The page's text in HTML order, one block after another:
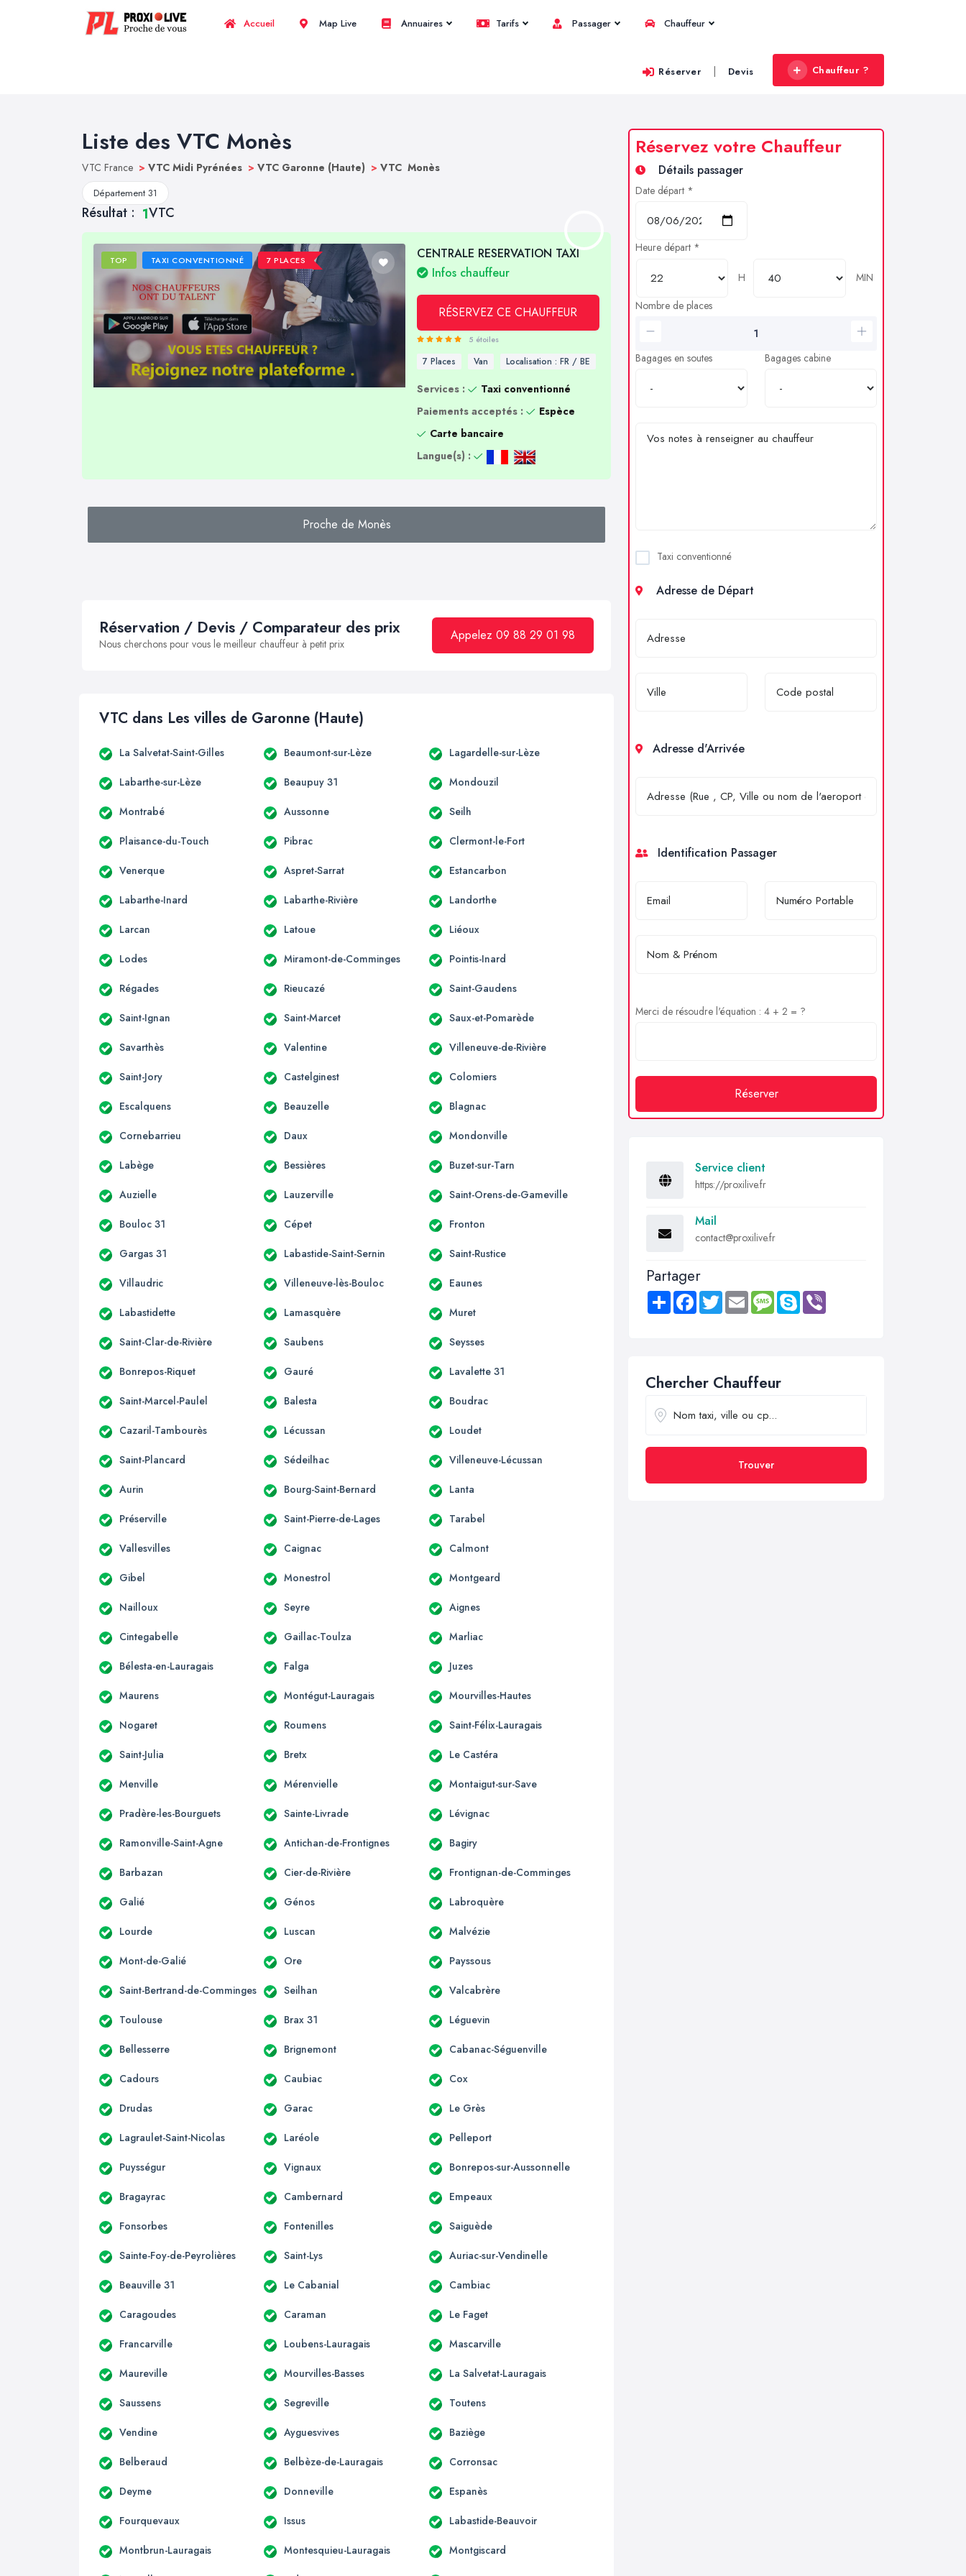
Accueil Map Live Annuaires Tarifs Passager Chauffeur
Réserver | Devis Chauffeur ?
Liste des VTC Monès
VTC France > VTC Midi Pyrénées > VTC Garonne (Haute) > VTC Monès
Département 31
Résultat : 1VTC
TOP TAXI CONVENTIONNÉ 7 PLACES
CENTRALE RESERVATION TAXI
Infos chauffeur
RÉSERVEZ CE CHAUFFEUR
5 étoiles
7 Places Van Localisation : FR / BE
Services :
Taxi conventionné
Paiements acceptés :
Espèce
Carte bancaire
Langue(s) :
Proche de Monès
Réservation / Devis / Comparateur des prix
Nous cherchons pour vous le meilleur chauffeur à petit prix
Appelez 09 88 29 01 98
VTC dans Les villes de Garonne (Haute)
La Salvetat-Saint-Gilles Beaumont-sur-Lèze Lagardelle-sur-Lèze
Labarthe-sur-Lèze Beaupuy 31 Mondouzil
Montrabé Aussonne Seilh
Plaisance-du-Touch Pibrac Clermont-le-Fort
Venerque Aspret-Sarrat Estancarbon
Labarthe-Inard Labarthe-Rivière Landorthe
Larcan Latoue Liéoux
Lodes Miramont-de-Comminges Pointis-Inard
Régades Rieucazé Saint-Gaudens
Saint-Ignan Saint-Marcet Saux-et-Pomarède
Savarthès Valentine Villeneuve-de-Rivière
Saint-Jory Castelginest Colomiers
Escalquens Beauzelle Blagnac
Cornebarrieu Daux Mondonville
Labège Bessières Buzet-sur-Tarn
Auzielle Lauzerville Saint-Orens-de-Gameville
Bouloc 31 Cépet Fronton
Gargas 31 Labastide-Saint-Sernin Saint-Rustice
Villaudric Villeneuve-lès-Bouloc Eaunes
Labastidette Lamasquère Muret
Saint-Clar-de-Rivière Saubens Seysses
Bonrepos-Riquet Gauré Lavalette 31
Saint-Marcel-Paulel Balesta Boudrac
Cazaril-Tambourès Lécussan Loudet
Saint-Plancard Sédeilhac Villeneuve-Lécussan
Aurin Bourg-Saint-Bernard Lanta
Préserville Saint-Pierre-de-Lages Tarabel
Vallesvilles Caignac Calmont
Gibel Monestrol Montgeard
Nailloux Seyre Aignes
Cintegabelle Gaillac-Toulza Marliac
Bélesta-en-Lauragais Falga Juzes
Maurens Montégut-Lauragais Mourvilles-Hautes
Nogaret Roumens Saint-Félix-Lauragais
Saint-Julia Bretx Le Castéra
Menville Mérenvielle Montaigut-sur-Save
Pradère-les-Bourguets Sainte-Livrade Lévignac
Ramonville-Saint-Agne Antichan-de-Frontignes Bagiry
Barbazan Cier-de-Rivière Frontignan-de-Comminges
Galié Génos Labroquère
Lourde Luscan Malvézie
Mont-de-Galié Ore Payssous
Saint-Bertrand-de-Comminges Seilhan Valcabrère
Toulouse Brax 31 Léguevin
Bellesserre Brignemont Cabanac-Séguenville
Cadours Caubiac Cox
Drudas Garac Le Grès
Lagraulet-Saint-Nicolas Laréole Pelleport
Puysségur Vignaux Bonrepos-sur-Aussonnelle
Bragayrac Cambernard Empeaux
Fonsorbes Fontenilles Saiguède
Sainte-Foy-de-Peyrolières Saint-Lys Auriac-sur-Vendinelle
Beauville 31 Le Cabanial Cambiac
Caragoudes Caraman Le Faget
Francarville Loubens-Lauragais Mascarville
Maureville Mourvilles-Basses La Salvetat-Lauragais
Saussens Segreville Toutens
Vendine Ayguesvives Baziège
Belberaud Belbèze-de-Lauragais Corronsac
Deyme Donneville Espanès
Fourquevaux Issus Labastide-Beauvoir
Montbrun-Lauragais Montesquieu-Lauragais Montgiscard
Réservez votre Chauffeur
Détails passager
Date départ *
Heure départ *
H
MIN
Nombre de places
Bagages en soutes Bagages cabine
Taxi conventionné
Adresse de Départ
Adresse d'Arrivée
Identification Passager
Merci de résoudre l'équation : 4 + 2 = ?
Réserver
Service client
https://proxilive.fr
Mail
contact@proxilive.fr
Partager
Share FacebookTwitter Email MessageSkype
Chercher Chauffeur
Trouver